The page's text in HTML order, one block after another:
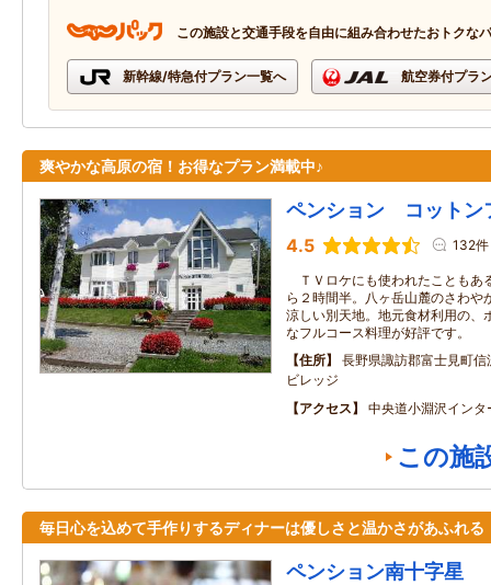
この施設と交通手段を自由に組み合わせたおトクな
新幹線/特急付プラン一覧へ 航空券付プラ
爽やかな高原の宿！お得なプラン満載中♪
ペンション コットン
4.5 132件
ＴＶロケにも使われたこともあ
ら２時間半。八ヶ岳山麓のさわ
涼しい別天地。地元食材利用の、
なフルコース料理が好評です。
住所
長野県諏訪郡富士見町
ビレッジ
アクセス
中央道小淵沢インタ
この施
毎日心を込めて手作りするディナーは優しさと温かさがあふれる
ペンション南十字星